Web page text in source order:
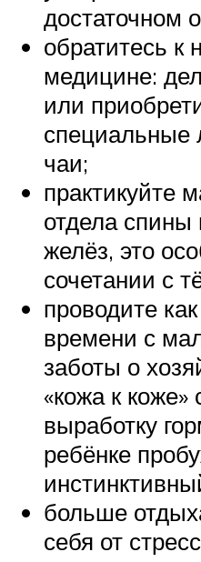
достаточном
обратитесь к
медицине:
или
специальные
чаи;
практикуйте
отдела
желёз, это
сочетании с
проводите
времени с
заботы о
«кожа к коже»
выработку
ребёнке
больше
себя от